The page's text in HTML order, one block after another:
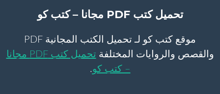
تحميل كتب PDF مجانا – كتب كو
موقع كتب كو لـ تحميل الكتب المجانية PDF
والقصص والروايات المختلفة
تحميل كتب PDF مجانا
– كتب كو.